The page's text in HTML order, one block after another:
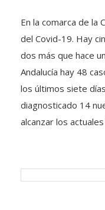
En la comarca de la
del Covid-19. Hay
dos más que hace
Andalucía hay 48
los últimos siete
diagnosticado 14
alcanzar los